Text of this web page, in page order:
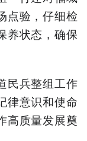
点验，仔细检
养状态，确保
民兵整组工作
律意识和使命
高质量发展奠